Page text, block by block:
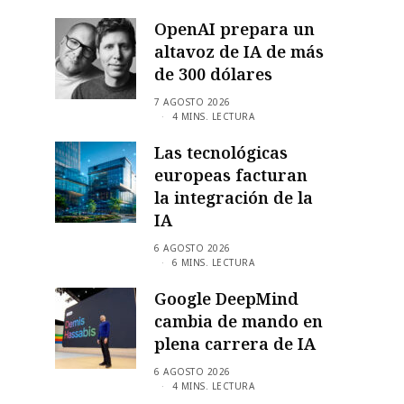
OpenAI prepara un
altavoz de IA de más
de 300 dólares
7 AGOSTO 2026
4 MINS. LECTURA
Las tecnológicas
europeas facturan
la integración de la
IA
6 AGOSTO 2026
6 MINS. LECTURA
Google DeepMind
cambia de mando en
plena carrera de IA
6 AGOSTO 2026
4 MINS. LECTURA